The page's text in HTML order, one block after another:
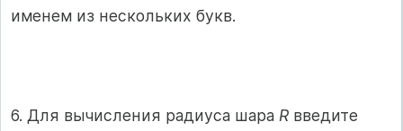
именем из нескольких букв.
6. Для вычисления радиуса шара R введите